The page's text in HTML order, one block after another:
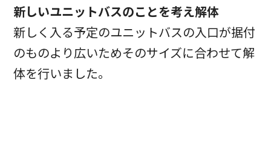
新しいユニットバスのことを考え解体
新しく入る予定のユニットバスの入口が据付
のものより広いためそのサイズに合わせて解
体を行いました。